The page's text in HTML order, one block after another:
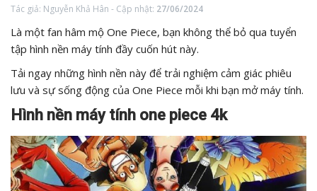
Tác giả: Nguyễn Khả Hân - Cập nhật: 27/06/2024
Là một fan hâm mộ One Piece, bạn không thể bỏ qua tuyển
tập hình nền máy tính đầy cuốn hút này.
Tải ngay những hình nền này để trải nghiệm cảm giác phiêu
lưu và sự sống động của One Piece mỗi khi bạn mở máy tính.
Hình nền máy tính one piece 4k